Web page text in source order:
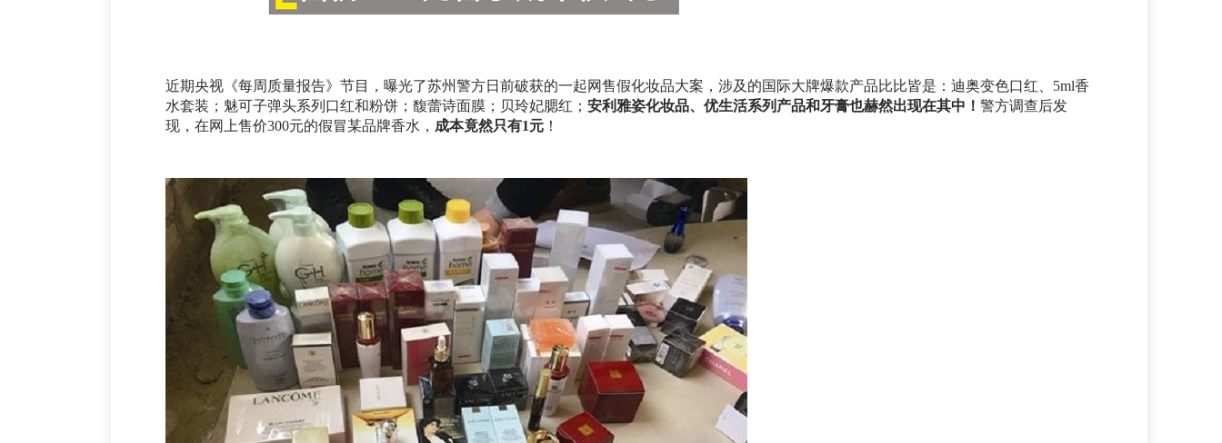
近期央视《每周质量报告》节目，曝光了苏州警方日前破获的一起网售假化妆品大案，涉及的国际大牌爆款产品比比皆是：迪奥变色口红、5ml香
水套装；魅可子弹头系列口红和粉饼；馥蕾诗面膜；贝玲妃腮红； 安利雅姿化妆品、优生活系列产品和牙膏也赫然出现在其中！ 警方调查后发
现，在网上售价300元的假冒某品牌香水， 成本竟然只有1元 ！